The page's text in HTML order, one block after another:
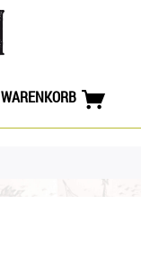
WARENKORB